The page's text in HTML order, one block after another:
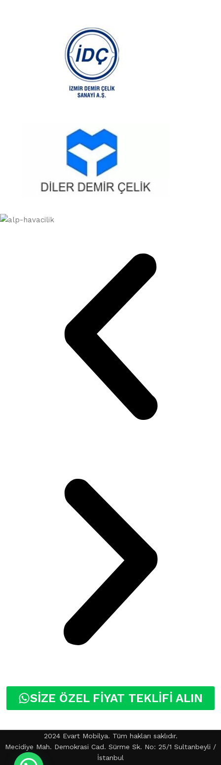
SİZE ÖZEL FİYAT TEKLİFİ ALIN
2024 Evart Mobilya. Tüm hakları saklıdır.
Mecidiye Mah. Demokrasi Cad. Sürme Sk. No: 25/1 Sultanbeyli /
İstanbul